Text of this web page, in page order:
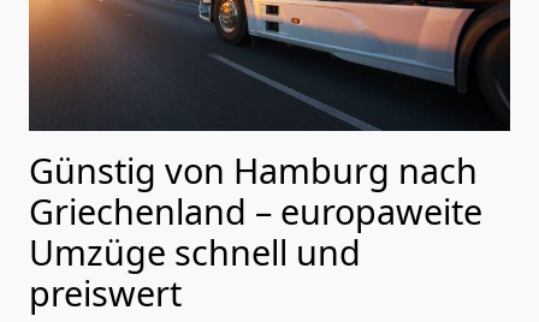
Günstig von Hamburg nach
Griechenland – europaweite
Umzüge schnell und
preiswert